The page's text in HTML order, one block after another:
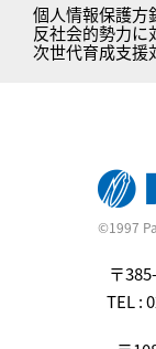
個人情報保護方
反社会的勢力に
次世代育成支援
©1997
〒
TEL :